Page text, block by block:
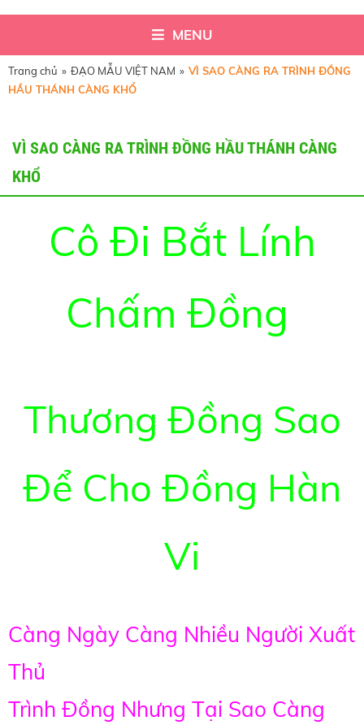
MENU
Trang chủ » ĐẠO MẪU VIỆT NAM » VÌ SAO CÀNG RA TRÌNH ĐỒNG
HẦU THÁNH CÀNG KHỔ
VÌ SAO CÀNG RA TRÌNH ĐỒNG HẦU THÁNH CÀNG
KHỔ
Cô Đi Bắt Lính
Chấm Đồng
Thương Đồng Sao
Để Cho Đồng Hàn
Vi
Càng Ngày Càng Nhiều Người Xuất
Thủ
Trình Đồng Nhưng Tại Sao Càng